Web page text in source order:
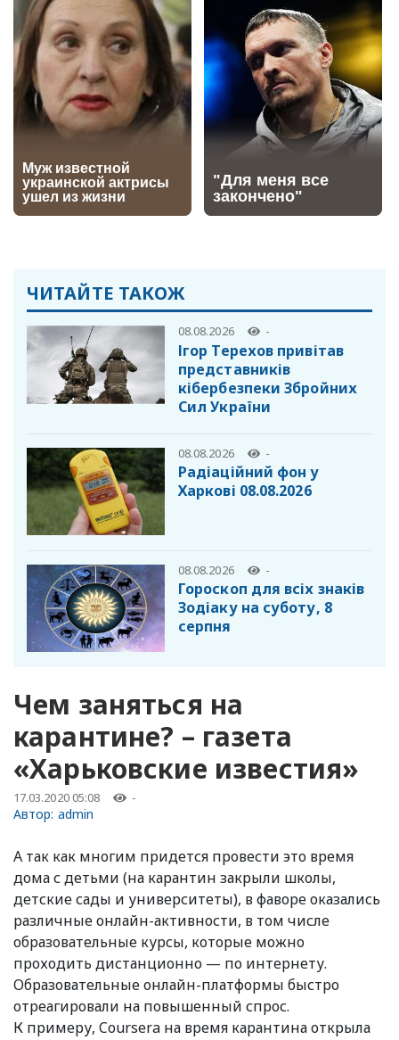
ЧИТАЙТЕ ТАКОЖ
08.08.2026 -
Ігор Терехов привітав
представників
кібербезпеки Збройних
Сил України
08.08.2026 -
Радіаційний фон у
Харкові 08.08.2026
08.08.2026 -
Гороскоп для всіх знаків
Зодіаку на суботу, 8
серпня
Чем заняться на
карантине? – газета
«Харьковские известия»
17.03.2020 05:08 -
Автор: admin
А так как многим придется провести это время
дома с детьми (на карантин закрыли школы,
детские сады и университеты), в фаворе оказались
различные онлайн-активности, в том числе
образовательные курсы, которые можно
проходить дистанционно — по интернету.
Образовательные онлайн-платформы быстро
отреагировали на повышенный спрос.
К примеру, Coursera на время карантина открыла